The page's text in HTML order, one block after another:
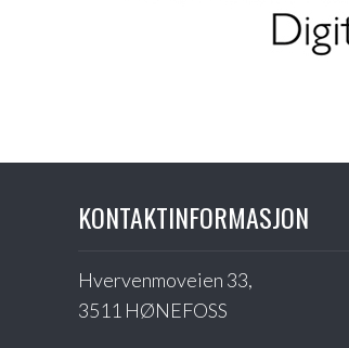
KONTAKTINFORMASJON
Hvervenmoveien 33,
3511 HØNEFOSS